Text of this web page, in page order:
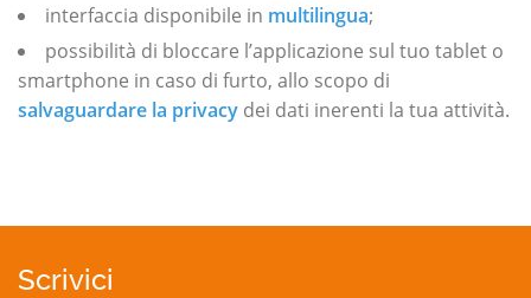
interfaccia disponibile in multilingua;
possibilità di bloccare l’applicazione sul tuo tablet o
smartphone in caso di furto, allo scopo di
salvaguardare la privacy dei dati inerenti la tua attività.
Scrivici